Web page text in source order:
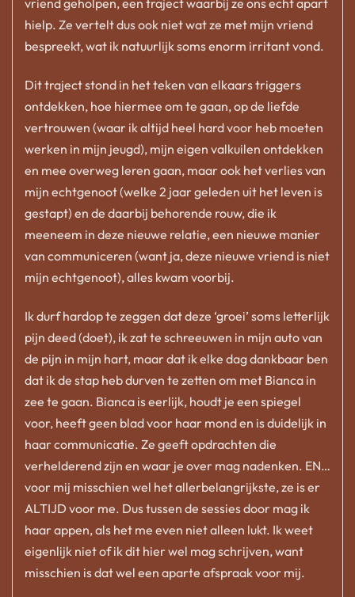
vriend geholpen, een traject waarbij ze ons echt apart
hielp. Ze vertelt dus ook niet wat ze met mijn vriend
bespreekt, wat ik natuurlijk soms enorm irritant vond.
Dit traject stond in het teken van elkaars triggers
ontdekken, hoe hiermee om te gaan, op de liefde
vertrouwen (waar ik altijd heel hard voor heb moeten
werken in mijn jeugd), mijn eigen valkuilen ontdekken
en mee overweg leren gaan, maar ook het verlies van
mijn echtgenoot (welke 2 jaar geleden uit het leven is
gestapt) en de daarbij behorende rouw, die ik
meeneem in deze nieuwe relatie, een nieuwe manier
van communiceren (want ja, deze nieuwe vriend is niet
mijn echtgenoot), alles kwam voorbij.
Ik durf hardop te zeggen dat deze ‘groei’ soms letterlijk
pijn deed (doet), ik zat te schreeuwen in mijn auto van
de pijn in mijn hart, maar dat ik elke dag dankbaar ben
dat ik de stap heb durven te zetten om met Bianca in
zee te gaan. Bianca is eerlijk, houdt je een spiegel
voor, heeft geen blad voor haar mond en is duidelijk in
haar communicatie. Ze geeft opdrachten die
verhelderend zijn en waar je over mag nadenken. EN…
voor mij misschien wel het allerbelangrijkste, ze is er
ALTIJD voor me. Dus tussen de sessies door mag ik
haar appen, als het me even niet alleen lukt. Ik weet
eigenlijk niet of ik dit hier wel mag schrijven, want
misschien is dat wel een aparte afspraak voor mij.